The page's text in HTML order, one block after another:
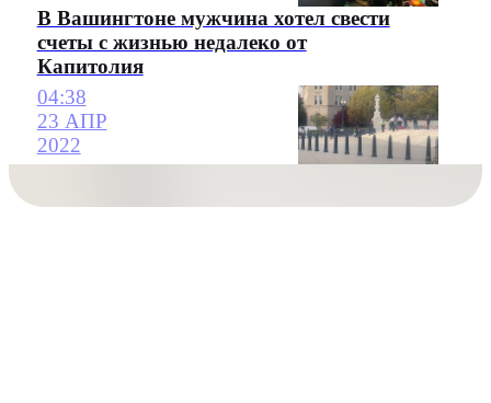
В Вашингтоне мужчина хотел свести
счеты с жизнью недалеко от
Капитолия
04:38
23 АПР
2022